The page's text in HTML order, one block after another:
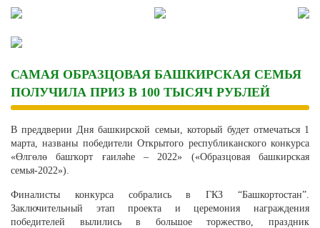
Skip
content
САМАЯ ОБРАЗЦОВАЯ БАШКИРСКАЯ СЕМЬЯ
ПОЛУЧИЛА ПРИЗ В 100 ТЫСЯЧ РУБЛЕЙ
В преддверии Дня башкирской семьи, который будет отмечаться 1
марта, названы победители Открытого республиканского конкурса
«Өлгөлө башҡорт ғаиләһе – 2022» («Образцовая башкирская
семья-2022»).
Финалисты конкурса собрались в ГКЗ “Башкортостан”.
Заключительный этап проекта и церемония награждения
победителей вылились в большое торжество, праздник